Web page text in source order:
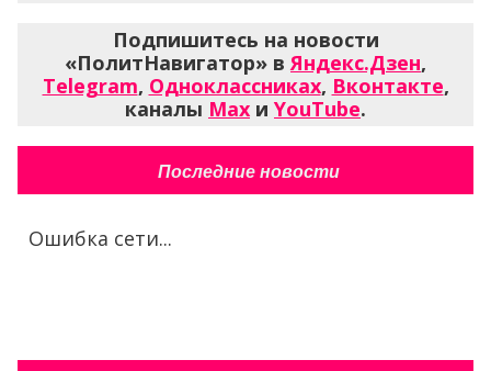
Подпишитесь на новости
«ПолитНавигатор» в Яндекс.Дзен,
Telegram, Одноклассниках, Вконтакте,
каналы Max и YouTube.
Последние новости
Ошибка сети...